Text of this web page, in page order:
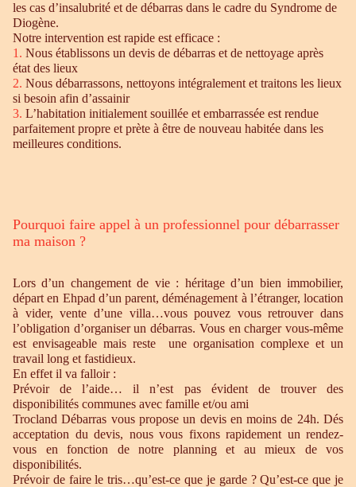
les cas d’insalubrité et de débarras dans le cadre du Syndrome de
Diogène.
Notre intervention est rapide est efficace :
1. Nous établissons un devis de débarras et de nettoyage après
état des lieux
2. Nous débarrassons, nettoyons intégralement et traitons les lieux
si besoin afin d’assainir
3. L’habitation initialement souillée et embarrassée est rendue
parfaitement propre et prète à être de nouveau habitée dans les
meilleures conditions.
Pourquoi faire appel à un professionnel pour débarrasser
ma maison ?
Lors d’un changement de vie : héritage d’un bien immobilier,
départ en Ehpad d’un parent, déménagement à l’étranger, location
à vider, vente d’une villa…vous pouvez vous retrouver dans
l’obligation d’organiser un débarras. Vous en charger vous-même
est envisageable mais reste une organisation complexe et un
travail long et fastidieux.
En effet il va falloir :
Prévoir de l’aide… il n’est pas évident de trouver des
disponibilités communes avec famille et/ou ami
Trocland Débarras vous propose un devis en moins de 24h. Dés
acceptation du devis, nous vous fixons rapidement un rendez-
vous en fonction de notre planning et au mieux de vos
disponibilités.
Prévoir de faire le tris…qu’est-ce que je garde ? Qu’est-ce que je